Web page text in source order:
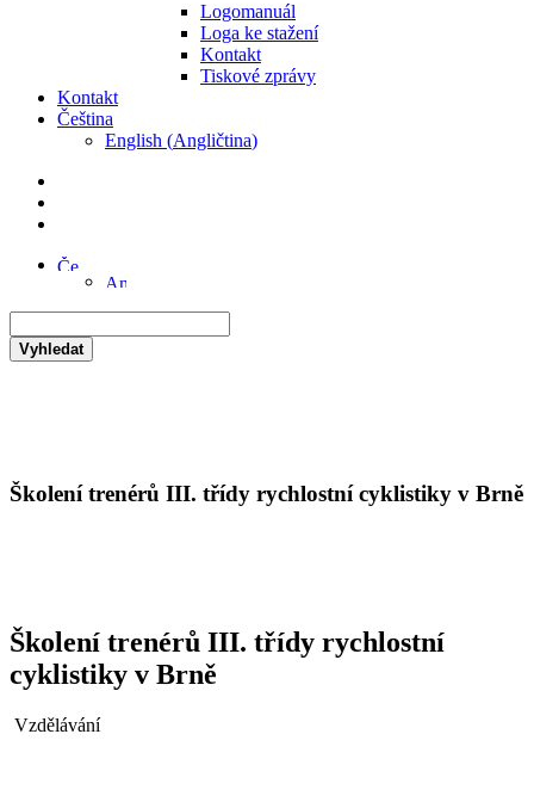
Logomanuál
Loga ke stažení
Kontakt
Tiskové zprávy
Kontakt
Čeština
English (Angličtina)
Vyhledat
Školení trenérů III. třídy rychlostní cyklistiky v Brně
Školení trenérů III. třídy rychlostní
cyklistiky v Brně
Vzdělávání